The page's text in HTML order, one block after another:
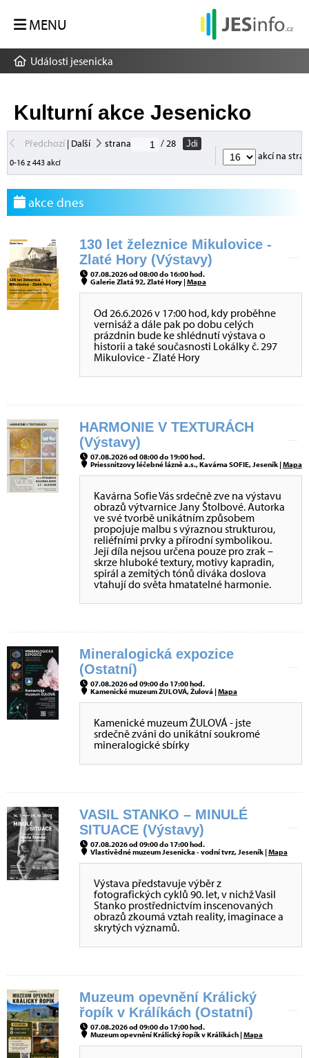
MENU
Události jesenicka
Kulturní akce Jesenicko
Předchozí| Další strana / 28
Jdi
0-16 z 443 akcí
akcí na
akce dnes
130 let železnice Mikulovice -
Zlaté Hory (Výstavy)
07.08.2026 od 08:00 do 16:00 hod.
Galerie Zlatá 92, Zlaté Hory |Mapa
Od 26.6.2026 v 17:00 hod, kdy proběhne
vernisáž a dále pak po dobu celých
prázdnin bude ke shlédnutí výstava o
historii a také současnosti Lokálky č. 297
Mikulovice - Zlaté Hory
HARMONIE V TEXTURÁCH
(Výstavy)
07.08.2026 od 08:00 do 19:00 hod.
Priessnitzovy léčebné lázně a.s., Kavárna SOFIE, Jeseník |Mapa
Kavárna Sofie Vás srdečně zve na výstavu
obrazů výtvarnice Jany Štolbové. Autorka
ve své tvorbě unikátním způsobem
propojuje malbu s výraznou strukturou,
reliéfními prvky a přírodní symbolikou.
Její díla nejsou určena pouze pro zrak –
skrze hluboké textury, motivy kapradin,
spirál a zemitých tónů diváka doslova
vtahují do světa hmatatelné harmonie.
Mineralogická expozice
(Ostatní)
07.08.2026 od 09:00 do 17:00 hod.
Kamenické muzeum ŽULOVÁ, Žulová |Mapa
Kamenické muzeum ŽULOVÁ - jste
srdečně zváni do unikátní soukromé
mineralogické sbírky
VASIL STANKO – MINULÉ
SITUACE (Výstavy)
07.08.2026 od 09:00 do 17:00 hod.
Vlastivědné muzeum Jesenicka - vodní tvrz, Jeseník |Mapa
Výstava představuje výběr z
fotografických cyklů 90. let, v nichž Vasil
Stanko prostřednictvím inscenovaných
obrazů zkoumá vztah reality, imaginace a
skrytých významů.
Muzeum opevnění Králický
řopík v Králíkách (Ostatní)
07.08.2026 od 09:00 do 17:00 hod.
Muzeum opevnění Králický řopík v Králíkách |Mapa